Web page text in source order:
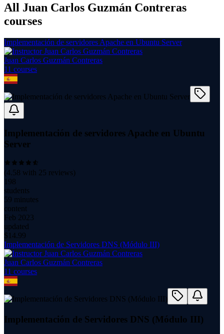
All Juan Carlos Guzmán Contreras
courses
Implementación de servidores Apache en Ubuntu Server
Juan Carlos Guzmán Contreras
11 courses
Implementación de servidores Apache en Ubuntu
Server
(4.58 with 25 reviews)
198
students
59 minutes
content
Feb 2023
updated
$ 14.99
Implementación de Servidores DNS (Módulo III)
Juan Carlos Guzmán Contreras
11 courses
Implementación de Servidores DNS (Módulo III)